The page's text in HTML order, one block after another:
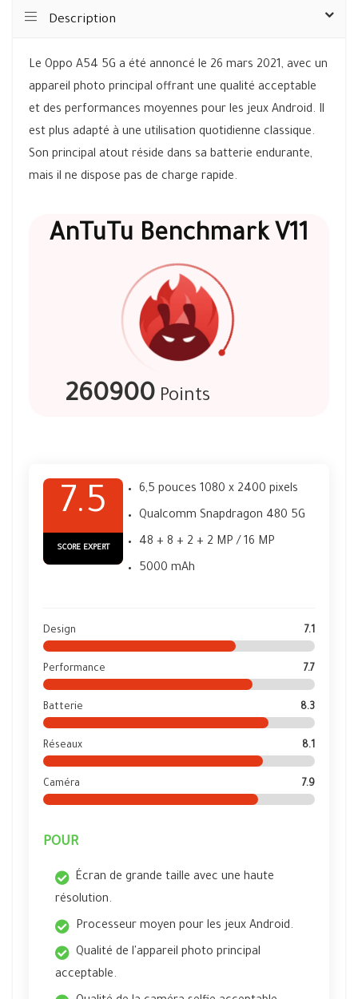
Description
Le Oppo A54 5G a été annoncé le 26 mars 2021, avec un
appareil photo principal offrant une qualité acceptable
et des performances moyennes pour les jeux Android. Il
est plus adapté à une utilisation quotidienne classique.
Son principal atout réside dans sa batterie endurante,
mais il ne dispose pas de charge rapide.
AnTuTu Benchmark V11
260900 Points
7.5
SCORE EXPERT
6,5 pouces 1080 x 2400 pixels
Qualcomm Snapdragon 480 5G
48 + 8 + 2 + 2 MP / 16 MP
5000 mAh
Design 7.1
Performance 7.7
Batterie 8.3
Réseaux 8.1
Caméra 7.9
POUR
Écran de grande taille avec une haute
résolution.
Processeur moyen pour les jeux Android.
Qualité de l'appareil photo principal
acceptable.